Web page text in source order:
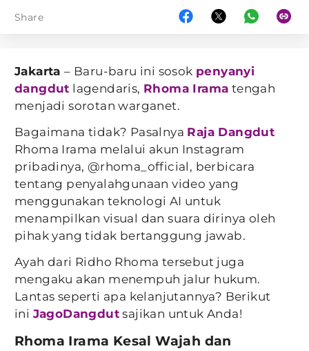
Share
Jakarta– Baru-baru ini sosok penyanyi
dangdut lagendaris, Rhoma Irama tengah
menjadi sorotan warganet.
Bagaimana tidak? Pasalnya Raja Dangdut
Rhoma Irama melalui akun Instagram
pribadinya, @rhoma_official, berbicara
tentang penyalahgunaan video yang
menggunakan teknologi AI untuk
menampilkan visual dan suara dirinya oleh
pihak yang tidak bertanggung jawab.
Ayah dari Ridho Rhoma tersebut juga
mengaku akan menempuh jalur hukum.
Lantas seperti apa kelanjutannya? Berikut
ini JagoDangdut sajikan untuk Anda!
Rhoma Irama Kesal Wajah dan